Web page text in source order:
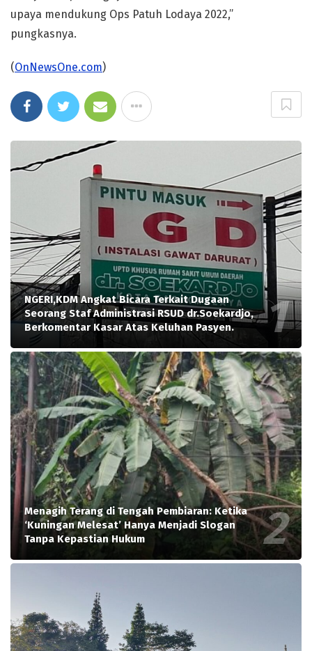
upaya mendukung Ops Patuh Lodaya 2022,”
pungkasnya.
(OnNewsOne.com)
NGERI,KDM Angkat Bicara Terkait Dugaan
Seorang Staf Administrasi RSUD dr.Soekardjo,
Berkomentar Kasar Atas Keluhan Pasyen.
Menagih Terang di Tengah Pembiaran: Ketika
‘Kuningan Melesat’ Hanya Menjadi Slogan
Tanpa Kepastian Hukum